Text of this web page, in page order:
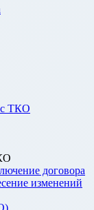
с ТКО
договора
изменений